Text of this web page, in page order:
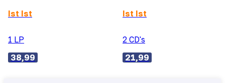
Ist Ist
1 LP
38,99
Ist Ist
2 CD's
21,99